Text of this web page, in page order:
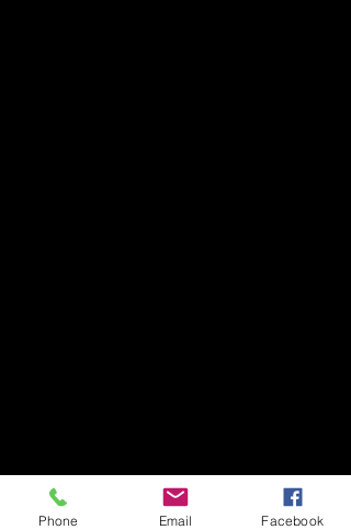
Phone Email Facebook